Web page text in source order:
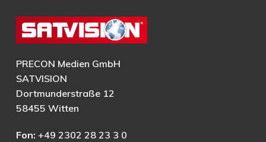
PRECON Medien GmbH
SATVISION
Dortmunderstraße 12
58455 Witten
Fon: +49 2302 28 23 3 0